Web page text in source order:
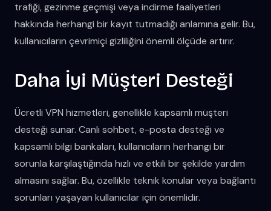
trafiği, gezinme geçmişi veya indirme faaliyetleri
hakkında herhangi bir kayıt tutmadığı anlamına gelir. Bu,
kullanıcıların çevrimiçi gizliliğini önemli ölçüde artırır.
Daha İyi Müşteri Desteği
Ücretli VPN hizmetleri, genellikle kapsamlı müşteri
desteği sunar. Canlı sohbet, e-posta desteği ve
kapsamlı bilgi bankaları, kullanıcıların herhangi bir
sorunla karşılaştığında hızlı ve etkili bir şekilde yardım
almasını sağlar. Bu, özellikle teknik konular veya bağlantı
sorunları yaşayan kullanıcılar için önemlidir.